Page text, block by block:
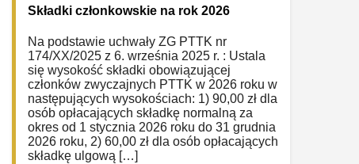
Składki członkowskie na rok 2026
Na podstawie uchwały ZG PTTK nr
174/XX/2025 z 6. września 2025 r. : Ustala
się wysokość składki obowiązującej
członków zwyczajnych PTTK w 2026 roku w
następujących wysokościach: 1) 90,00 zł dla
osób opłacających składkę normalną za
okres od 1 stycznia 2026 roku do 31 grudnia
2026 roku, 2) 60,00 zł dla osób opłacających
składkę ulgową […]